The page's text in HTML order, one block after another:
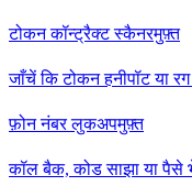
टोकन कॉन्ट्रैक्ट स्कैनरमुफ़्त
जाँचें कि टोकन हनीपॉट या
फ़ोन नंबर लुकअपमुफ़्त
कॉल बैक, कोड साझा या